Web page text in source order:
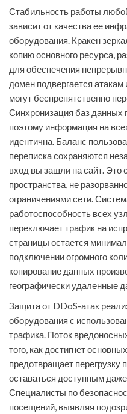
Стабильность работы
зависит от качества ее
оборудования. Кракен
копию основного ресурса,
для обеспечения
домен подвергается
могут беспрепятственно
Синхронизация баз данных
поэтому информация на
идентична. Баланс
переписка сохраняются
вход вы зашли на сайт. Это
пространства, не
ограничениями сети.
работоспособность всех
переключает трафик на
страницы остается
подключении огромного
копирование данных
географически удаленные
Защита от DDoS-атак
оборудования с
трафика. Поток
того, как достигнет
предотвращает перегрузку
оставаться доступным
Специалисты по
посещений, выявляя